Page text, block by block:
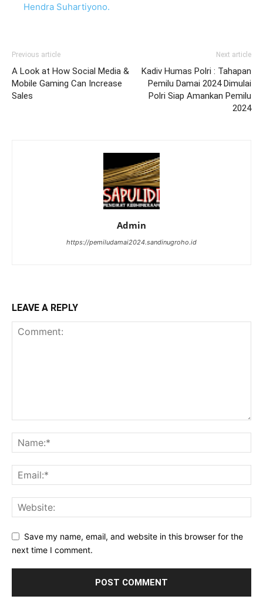
Hendra Suhartiyono.
Previous article
A Look at How Social Media &
Mobile Gaming Can Increase
Sales
Next article
Kadiv Humas Polri : Tahapan
Pemilu Damai 2024 Dimulai
Polri Siap Amankan Pemilu
2024
Admin
https://pemiludamai2024.sandinugroho.id
LEAVE A REPLY
Save my name, email, and website in this browser for the
next time I comment.